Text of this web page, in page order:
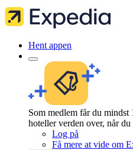
Hent appen
Som medlem får du mindst
hoteller verden over, når du
Log på
Få mere at vide om